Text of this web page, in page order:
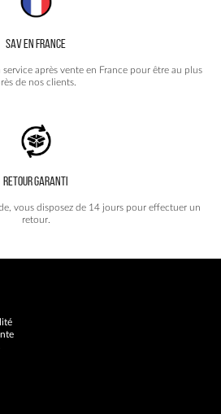
SAV EN FRANCE
après vente en France pour être au plus
de nos clients.
RETOUR GARANTI
vous disposez de 14 jours pour effectuer un
retour.